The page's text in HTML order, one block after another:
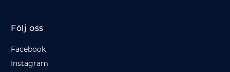
Följ oss
Facebook
Instagram